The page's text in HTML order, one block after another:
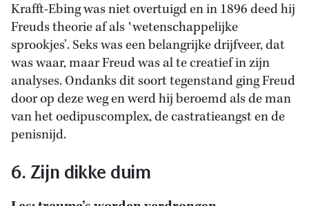
Krafft-Ebing was niet overtuigd en in 1896 deed hij
Freuds theorie af als ‛wetenschappelijke
sprookjes’. Seks was een belangrijke drijfveer, dat
was waar, maar Freud was al te creatief in zijn
analyses. Ondanks dit soort tegenstand ging Freud
door op deze weg en werd hij beroemd als de man
van het oedipuscomplex, de castratieangst en de
penisnijd.
6. Zijn dikke duim